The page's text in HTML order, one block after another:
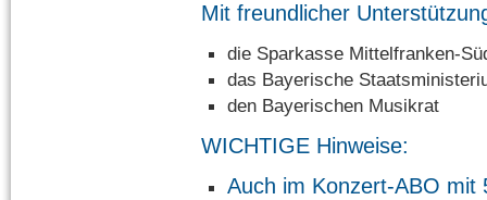
Mit freundlicher
die Sparkasse Mittelfranken-
das Bayerische
den Bayerischen Musikrat
WICHTIGE Hinweise:
Auch im Konzert-ABO